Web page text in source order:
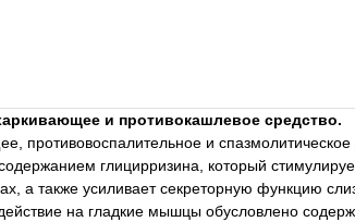
и противокашлевое средство.
противовоспалительное и спазмолитическое
глицирризина, который
а также усиливает секреторную функцию
на гладкие мышцы обусловлено